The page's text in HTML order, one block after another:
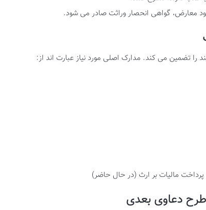
معارض، گواهی انحصار وراثت صادر می شود.
تضمین می کند. مدارک اصلی مورد نیاز عبارت اند از:
پرداخت مالیات بر ارث (در حال حاضر)
دعاوی بعدی